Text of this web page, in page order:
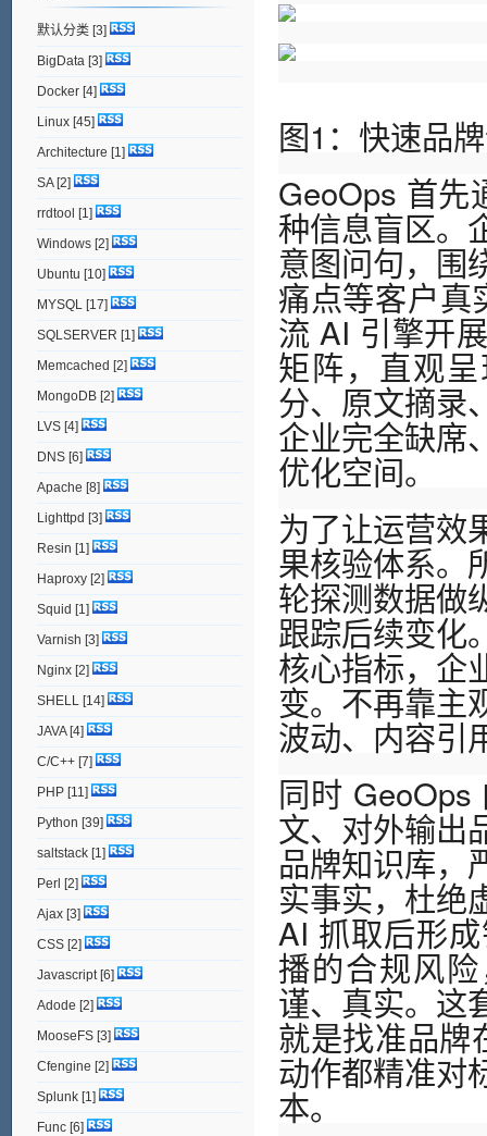
图1：快速品
GeoOps 首先
种信息盲区。
意图问句，围
痛点等客户真
流 AI 引擎开
矩阵，直观
分、原文摘录
企业完全缺席
优化空间。
为了让运营效
果核验体系。
轮探测数据做
跟踪后续变化
核心指标，企
变。不再靠主
波动、内容引
同时
文、对外输出
品牌知识库，
实事实，杜绝
AI 抓取后形
播的合规风
谨、真实。这
就是找准品牌
动作都精准对
本。
默认分类[3]
BigData [3]
Docker[4]
Linux[45]
Architecture [1]
SA[2]
rrdtool [1]
Windows[2]
Ubuntu [10]
MYSQL [17]
SQLSERVER [1]
Memcached [2]
MongoDB[2]
LVS[4]
DNS[6]
Apache [8]
Lighttpd [3]
Resin [1]
Haproxy[2]
Squid [1]
Varnish [3]
Nginx[2]
SHELL [14]
JAVA[4]
C/C++[7]
PHP[11]
Python [39]
saltstack[1]
Perl [2]
Ajax[3]
CSS[2]
Javascript[6]
Adode [2]
MooseFS[3]
Cfengine [2]
Splunk[1]
Func[6]